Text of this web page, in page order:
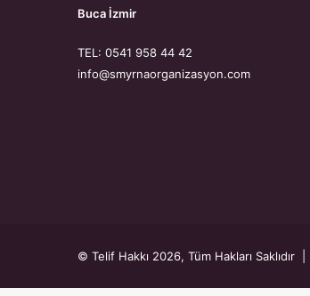
Buca İzmir
TEL: 0541 958 44 42
info@smyrnaorganizasyon.com
© Telif Hakkı 2026, Tüm Hakları Saklıdır |